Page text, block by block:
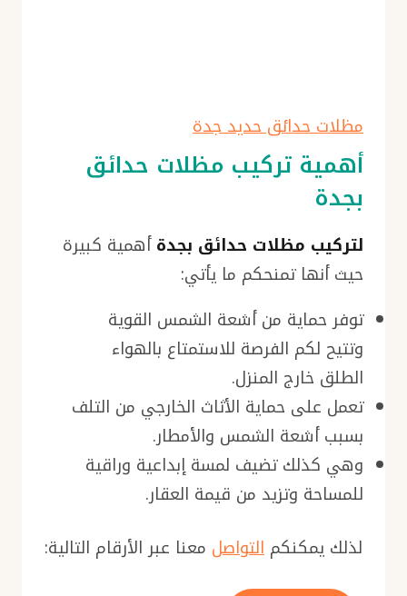
مظلات حدائق حديد جدة
أهمية تركيب مظلات حدائق
بجدة
لتركيب مظلات حدائق بجدةأهمية كبيرة
حيث أنها تمنحكم ما يأتي:
توفر حماية من أشعة الشمس القوية
وتتيح لكم الفرصة للاستمتاع بالهواء
الطلق خارج المنزل.
تعمل على حماية الأثاث الخارجي من التلف
بسبب أشعة الشمس والأمطار.
وهي كذلك تضيف لمسة إبداعية وراقية
للمساحة وتزيد من قيمة العقار.
لذلك يمكنكم التواصل معنا عبر الأرقام التالية: